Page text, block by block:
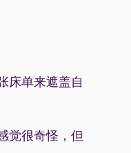
床单来遮盖自
觉很奇怪，但